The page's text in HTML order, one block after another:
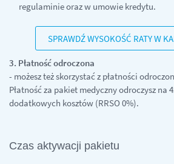
regulaminie oraz w umowie kredytu.
SPRAWDŹ WYSOKOŚĆ RATY W
3. Płatność odroczona
- możesz też skorzystać z płatności
Płatność za pakiet medyczny odroczysz na
dodatkowych kosztów (RRSO 0%).
Czas aktywacji pakietu